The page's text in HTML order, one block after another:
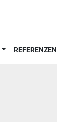
REFERENZEN